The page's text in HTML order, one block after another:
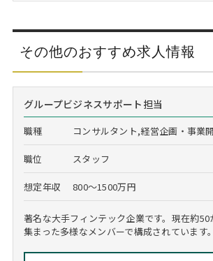
その他のおすすめ求人情報
グループビジネスサポート担当
職種 コンサルタント,経営企画・事業
職位 スタッフ
想定年収 800～1500万円
著名な大手フィンテック企業です。現在約50
集まった多様なメンバーで構成されています